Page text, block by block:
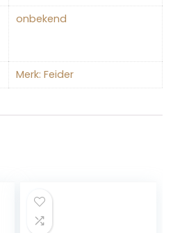
‎onbekend
Merk: Feider